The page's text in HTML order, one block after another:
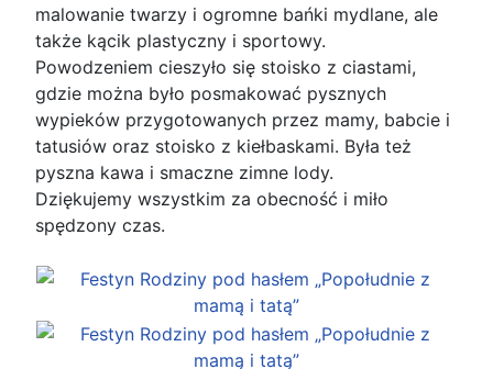
malowanie twarzy i ogromne bańki mydlane, ale
także kącik plastyczny i sportowy.
Powodzeniem cieszyło się stoisko z ciastami,
gdzie można było posmakować pysznych
wypieków przygotowanych przez mamy, babcie i
tatusiów oraz stoisko z kiełbaskami. Była też
pyszna kawa i smaczne zimne lody.
Dziękujemy wszystkim za obecność i miło
spędzony czas.